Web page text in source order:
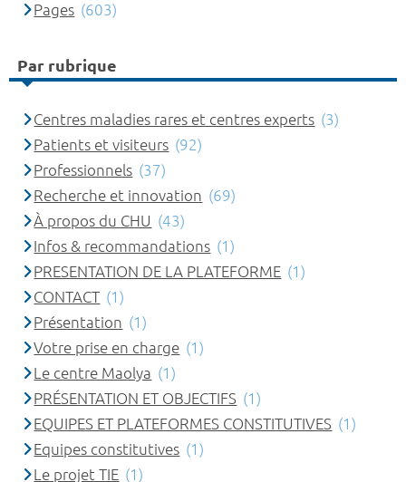
Pages (603)
Par rubrique
Centres maladies rares et centres experts (3)
Patients et visiteurs (92)
Professionnels (37)
Recherche et innovation (69)
À propos du CHU (43)
Infos & recommandations (1)
PRESENTATION DE LA PLATEFORME (1)
CONTACT (1)
Présentation (1)
Votre prise en charge (1)
Le centre Maolya (1)
PRÉSENTATION ET OBJECTIFS (1)
EQUIPES ET PLATEFORMES CONSTITUTIVES (1)
Equipes constitutives (1)
Le projet TIE (1)